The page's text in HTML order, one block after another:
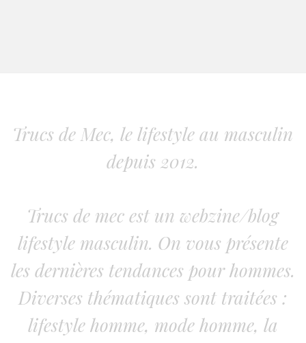
Trucs de Mec, le lifestyle au masculin
depuis 2012.
Trucs de mec est un webzine/blog
lifestyle masculin. On vous présente
les dernières tendances pour hommes.
Diverses thématiques sont traitées :
lifestyle homme, mode homme, la